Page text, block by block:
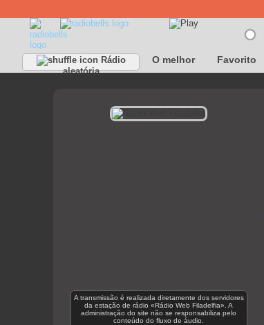
Rádio
aleatória
O melhor Favorito
A transmissão é realizada diretamente dos servidores
da estação de rádio «Rádio Web Filadelfia». A
administração do site não se responsabiliza pelo
conteúdo do fluxo de áudio.